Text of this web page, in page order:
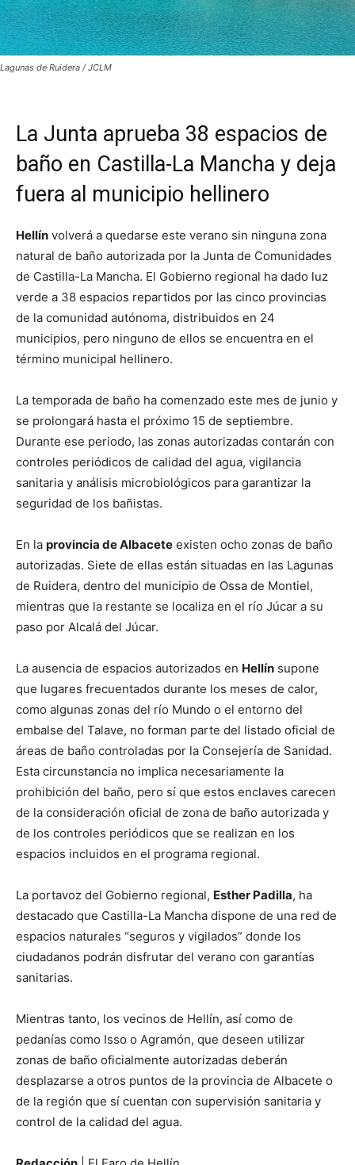
Lagunas de Ruidera / JCLM
La Junta aprueba 38 espacios de
baño en Castilla-La Mancha y deja
fuera al municipio hellinero
Hellín volverá a quedarse este verano sin ninguna zona
natural de baño autorizada por la Junta de Comunidades
de Castilla-La Mancha. El Gobierno regional ha dado luz
verde a 38 espacios repartidos por las cinco provincias
de la comunidad autónoma, distribuidos en 24
municipios, pero ninguno de ellos se encuentra en el
término municipal hellinero.
La temporada de baño ha comenzado este mes de junio y
se prolongará hasta el próximo 15 de septiembre.
Durante ese periodo, las zonas autorizadas contarán con
controles periódicos de calidad del agua, vigilancia
sanitaria y análisis microbiológicos para garantizar la
seguridad de los bañistas.
En la provincia de Albacete existen ocho zonas de baño
autorizadas. Siete de ellas están situadas en las Lagunas
de Ruidera, dentro del municipio de Ossa de Montiel,
mientras que la restante se localiza en el río Júcar a su
paso por Alcalá del Júcar.
La ausencia de espacios autorizados en Hellín supone
que lugares frecuentados durante los meses de calor,
como algunas zonas del río Mundo o el entorno del
embalse del Talave, no forman parte del listado oficial de
áreas de baño controladas por la Consejería de Sanidad.
Esta circunstancia no implica necesariamente la
prohibición del baño, pero sí que estos enclaves carecen
de la consideración oficial de zona de baño autorizada y
de los controles periódicos que se realizan en los
espacios incluidos en el programa regional.
La portavoz del Gobierno regional, Esther Padilla, ha
destacado que Castilla-La Mancha dispone de una red de
espacios naturales “seguros y vigilados” donde los
ciudadanos podrán disfrutar del verano con garantías
sanitarias.
Mientras tanto, los vecinos de Hellín, así como de
pedanías como Isso o Agramón, que deseen utilizar
zonas de baño oficialmente autorizadas deberán
desplazarse a otros puntos de la provincia de Albacete o
de la región que sí cuentan con supervisión sanitaria y
control de la calidad del agua.